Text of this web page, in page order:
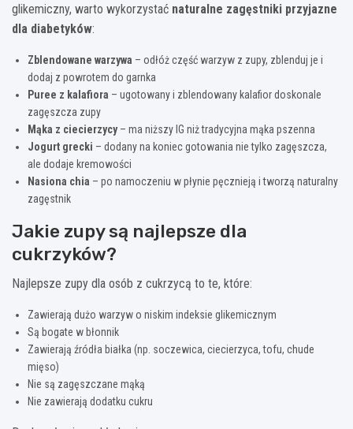
glikemiczny, warto wykorzystać naturalne zagęstniki przyjazne
dla diabetyków:
Zblendowane warzywa – odłóż część warzyw z zupy, zblenduj je i
dodaj z powrotem do garnka
Puree z kalafiora – ugotowany i zblendowany kalafior doskonale
zagęszcza zupy
Mąka z ciecierzycy– ma niższy IG niż tradycyjna mąka pszenna
Jogurt grecki – dodany na koniec gotowania nie tylko zagęszcza,
ale dodaje kremowości
Nasiona chia – po namoczeniu w płynie pęcznieją i tworzą naturalny
zagęstnik
Jakie zupy są najlepsze dla
cukrzyków?
Najlepsze zupy dla osób z cukrzycą to te, które:
Zawierają dużo warzyw o niskim indeksie glikemicznym
Są bogate w błonnik
Zawierają źródła białka (np. soczewica, ciecierzyca, tofu, chude
mięso)
Nie są zagęszczane mąką
Nie zawierają dodatku cukru